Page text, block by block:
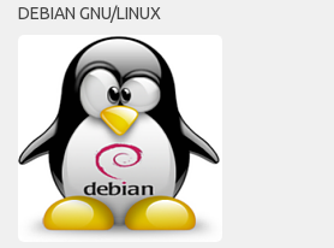
DEBIAN GNU/LINUX